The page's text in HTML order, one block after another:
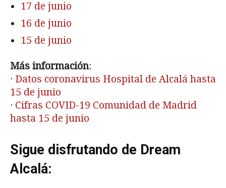
17 de junio
16 de junio
15 de junio
Más información:
· Datos coronavirus Hospital de Alcalá hasta
15 de junio
· Cifras COVID-19 Comunidad de Madrid
hasta 15 de junio
Sigue disfrutando de Dream
Alcalá: